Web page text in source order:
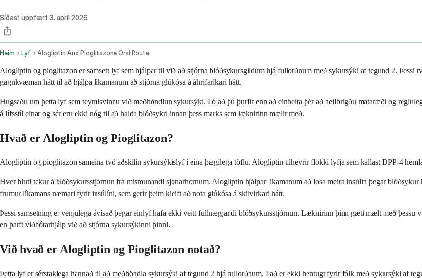
Síðast uppfært 3. apríl 2026
Heim Lyf Alogliptin And Pioglitazone Oral Route
Alogliptin og pioglitazon er samsett lyf sem hjálpar til við að stjórna blóðsykursgildum hjá fullorðnum með sykursýki af tegund 2. Þessi
gagnkvæman hátt til að hjálpa líkamanum að stjórna glúkósa á áhrifaríkari hátt.
Hugsaðu um þetta lyf sem teymisvinnu við meðhöndlun sykursýki. Þó að þú þurfir enn að einbeita þér að heilbrigðu mataræði og
á lífsstíl einar og sér eru ekki nóg til að halda blóðsykri innan þess marks sem læknirinn mælir með.
Hvað er Alogliptin og Pioglitazon?
Alogliptin og pioglitazon sameina tvö aðskilin sykursýkislyf í eina þægilega töflu. Alogliptin tilheyrir flokki lyfja sem kallast DPP-4
Hver hluti tekur á blóðsykursstjórnun frá mismunandi sjónarhornum. Alogliptin hjálpar líkamanum að losa meira insúlín þegar
frumur líkamans næmari fyrir insúlíni, sem gerir þeim kleift að nota glúkósa á skilvirkari hátt.
Þessi samsetning er venjulega ávísað þegar einlyf hafa ekki veitt fullnægjandi blóðsykursstjórnun. Læknirinn þinn gæti mælt með þessu
en þarft viðbótarhjálp við að stjórna sykursýkinni þinni.
Við hvað er Alogliptin og Pioglitazon notað?
Þetta lyf er sérstaklega hannað til að meðhöndla sykursýki af tegund 2 hjá fullorðnum. Það er ekki hentugt fyrir fólk með sykursýki af